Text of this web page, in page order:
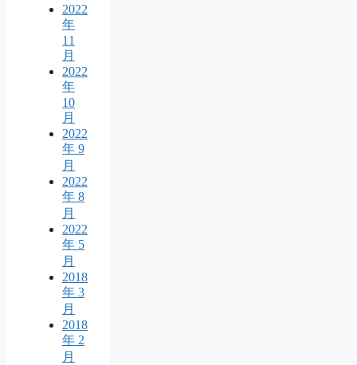
2022
年
11
月
2022
年
10
月
2022
年 9
月
2022
年 8
月
2022
年 5
月
2018
年 3
月
2018
年 2
月